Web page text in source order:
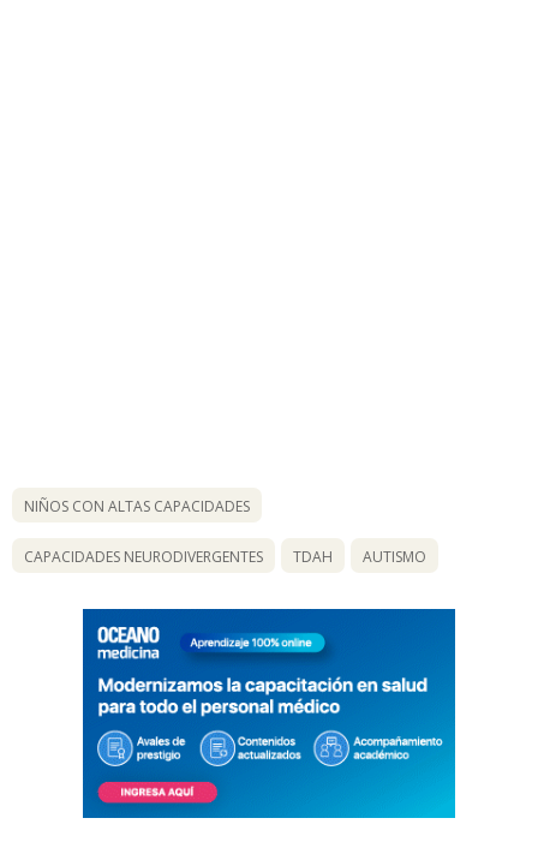
NIÑOS CON ALTAS CAPACIDADES
CAPACIDADES NEURODIVERGENTES TDAH AUTISMO